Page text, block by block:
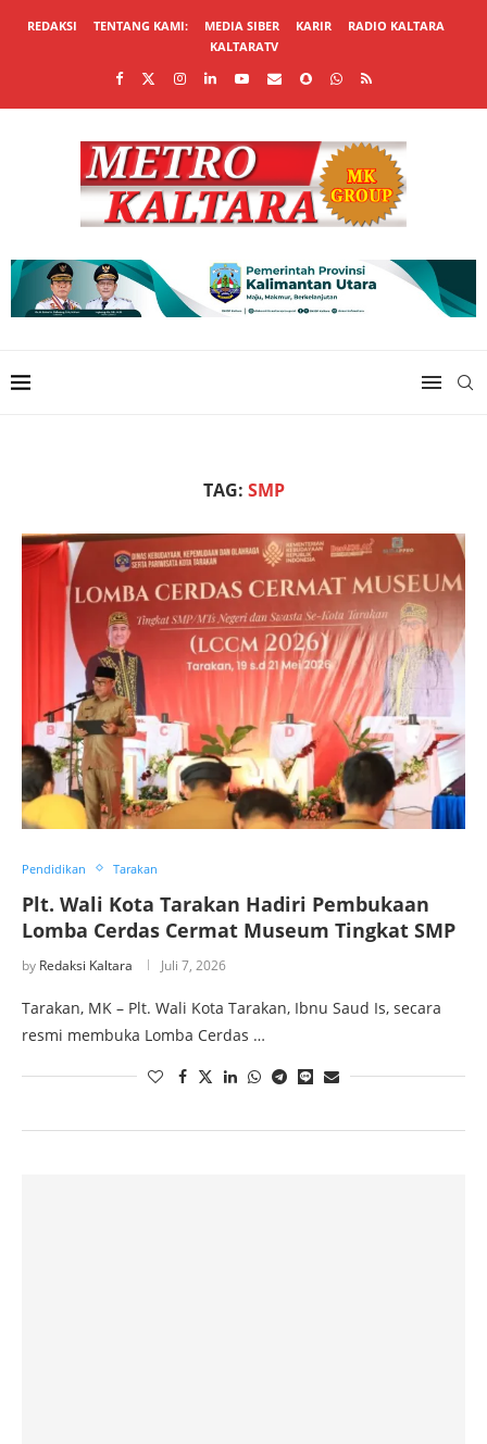
REDAKSI TENTANG KAMI: MEDIA SIBER KARIR
RADIO KALTARA
KALTARATV
TAG: SMP
Pendidikan Tarakan
Plt. Wali Kota Tarakan Hadiri Pembukaan
Lomba Cerdas Cermat Museum Tingkat SMP
by Redaksi Kaltara Juli 7, 2026
Tarakan, MK – Plt. Wali Kota Tarakan, Ibnu Saud Is, secara
resmi membuka Lomba Cerdas …